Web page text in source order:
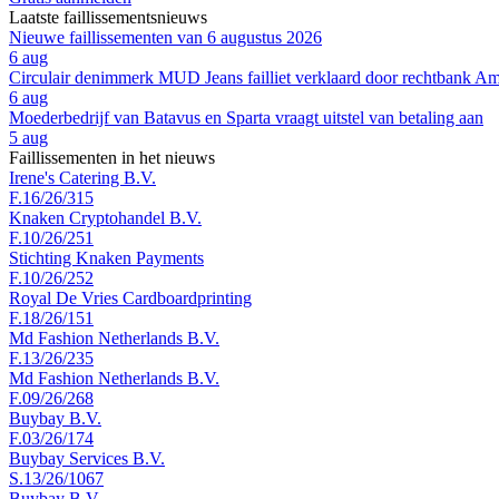
Laatste faillissementsnieuws
Nieuwe faillissementen van 6 augustus 2026
6 aug
Circulair denimmerk MUD Jeans failliet verklaard door rechtbank
6 aug
Moederbedrijf van Batavus en Sparta vraagt uitstel van betaling aan
5 aug
Faillissementen in het nieuws
Irene's Catering B.V.
F.16/26/315
Knaken Cryptohandel B.V.
F.10/26/251
Stichting Knaken Payments
F.10/26/252
Royal De Vries Cardboardprinting
F.18/26/151
Md Fashion Netherlands B.V.
F.13/26/235
Md Fashion Netherlands B.V.
F.09/26/268
Buybay B.V.
F.03/26/174
Buybay Services B.V.
S.13/26/1067